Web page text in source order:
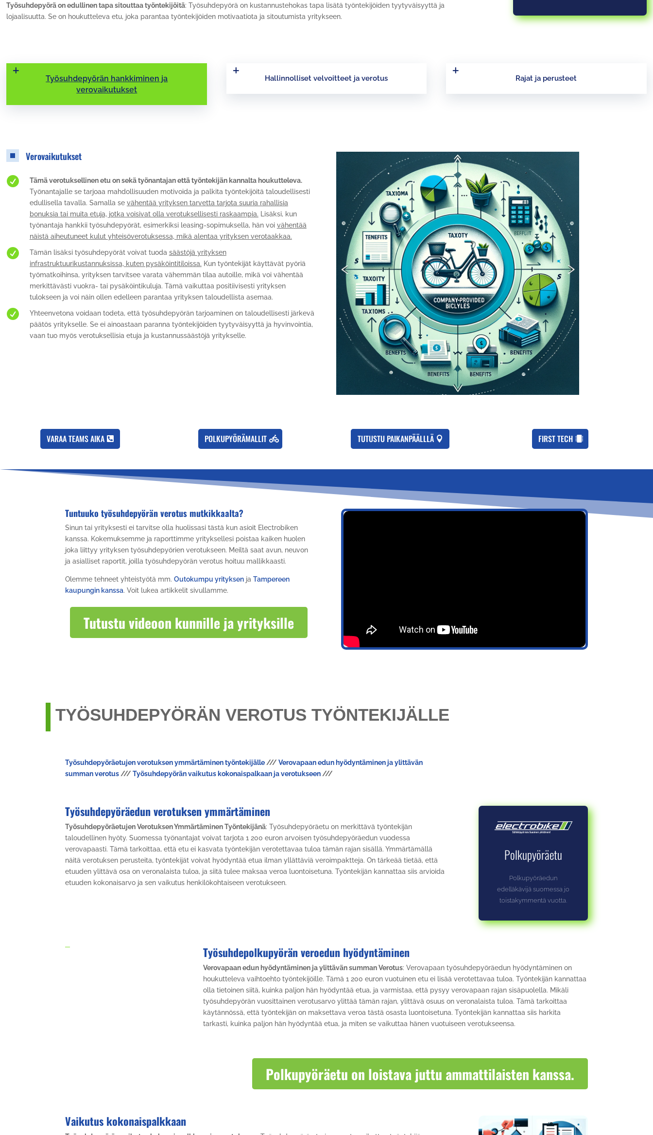
Työsuhdepyörä on edullinen tapa sitouttaa työntekijöitä: Työsuhdepyörä on kustannustehokas tapa lisätä työntekijöiden tyytyväisyyttä ja
lojaalisuutta. Se on houkutteleva etu, joka parantaa työntekijöiden motivaatiota ja sitoutumista yritykseen.
Työsuhdepyörän hankkiminen ja
verovaikutukset
Hallinnolliset velvoitteet ja verotus Rajat ja perusteet
Verovaikutukset

Tämä verotuksellinen etu on sekä työnantajan että työntekijän kannalta houkutteleva.
Työnantajalle se tarjoaa mahdollisuuden motivoida ja palkita työntekijöitä taloudellisesti
edullisella tavalla. Samalla se vähentää yrityksen tarvetta tarjota suuria rahallisia
bonuksia tai muita etuja, jotka voisivat olla verotuksellisesti raskaampia. Lisäksi, kun
työnantaja hankkii työsuhdepyörät, esimerkiksi leasing-sopimuksella, hän voi vähentää
näistä aiheutuneet kulut yhteisöverotuksessa, mikä alentaa yrityksen verotaakkaa.
 Tämän lisäksi työsuhdepyörät voivat tuoda säästöjä yrityksen
infrastruktuurikustannuksissa, kuten pysäköintitiloissa. Kun työntekijät käyttävät pyöriä
työmatkoihinsa, yrityksen tarvitsee varata vähemmän tilaa autoille, mikä voi vähentää
merkittävästi vuokra- tai pysäköintikuluja. Tämä vaikuttaa positiivisesti yrityksen
tulokseen ja voi näin ollen edelleen parantaa yrityksen taloudellista asemaa.

Yhteenvetona voidaan todeta, että työsuhdepyörän tarjoaminen on taloudellisesti järkevä
päätös yritykselle. Se ei ainoastaan paranna työntekijöiden tyytyväisyyttä ja hyvinvointia,
vaan tuo myös verotuksellisia etuja ja kustannussäästöjä yritykselle.
VARAA TEAMS AIKA POLKUPYÖRÄMALLIT TUTUSTU PAIKANPÄÄLLLÄ FIRST TECH
Tuntuuko työsuhdepyörän verotus mutkikkaalta?
Sinun tai yrityksesti ei tarvitse olla huolissasi tästä kun asioit Electrobiken
kanssa. Kokemuksemme ja raporttimme yrityksellesi poistaa kaiken huolen
joka liittyy yrityksen työsuhdepyörien verotukseen. Meiltä saat avun, neuvon
ja asialliset raportit, joilla työsuhdepyörän verotus hoituu mallikkaasti.
Olemme tehneet yhteistyötä mm.Outokumpu yrityksen jaTampereen
kaupungin kanssa. Voit lukea artikkelit sivullamme.
Tutustu videoon kunnille ja yrityksille
TYÖSUHDEPYÖRÄN VEROTUS TYÖNTEKIJÄLLE
Työsuhdepyöräetujen verotuksen ymmärtäminen työntekijälle ///Verovapaan edun hyödyntäminen ja ylittävän
summan verotus///Työsuhdepyörän vaikutus kokonaispalkaan ja verotukseen///
Työsuhdepyöräedun verotuksen ymmärtäminen
Työsuhdepyöräetujen Verotuksen Ymmärtäminen Työntekijänä: Työsuhdepyöräetu on merkittävä työntekijän
taloudellinen hyöty. Suomessa työnantajat voivat tarjota 1 200 euron arvoisen työsuhdepyöräedun vuodessa
verovapaasti. Tämä tarkoittaa, että etu ei kasvata työntekijän verotettavaa tuloa tämän rajan sisällä. Ymmärtämällä
näitä verotuksen perusteita, työntekijät voivat hyödyntää etua ilman yllättäviä veroimpaktteja. On tärkeää tietää, että
etuuden ylittävä osa on veronalaista tuloa, ja siitä tulee maksaa veroa luontoisetuna. Työntekijän kannattaa siis arvioida
etuuden kokonaisarvo ja sen vaikutus henkilökohtaiseen verotukseen.
Polkupyöräetu
Polkupyöräedun
edelläkävijä suomessa jo
toistakymmentä vuotta.
Työsuhdepolkupyörän veroedun hyödyntäminen
Verovapaan edun hyödyntäminen ja ylittävän summan Verotus: Verovapaan työsuhdepyöräedun hyödyntäminen on
houkutteleva vaihtoehto työntekijöille. Tämä 1 200 euron vuotuinen etu ei lisää verotettavaa tuloa. Työntekijän kannattaa
olla tietoinen siitä, kuinka paljon hän hyödyntää etua, ja varmistaa, että pysyy verovapaan rajan sisäpuolella. Mikäli
työsuhdepyörän vuosittainen verotusarvo ylittää tämän rajan, ylittävä osuus on veronalaista tuloa. Tämä tarkoittaa
käytännössä, että työntekijän on maksettava veroa tästä osasta luontoisetuna. Työntekijän kannattaa siis harkita
tarkasti, kuinka paljon hän hyödyntää etua, ja miten se vaikuttaa hänen vuotuiseen verotukseensa.
Polkupyöräetu on loistava juttu ammattilaisten kanssa.
Vaikutus kokonaispalkkaan